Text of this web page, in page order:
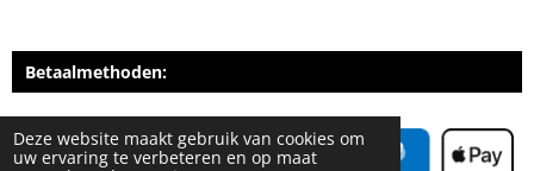
Deze website maakt gebruik van cookies om
uw ervaring te verbeteren en op maat
Betaalmethoden: